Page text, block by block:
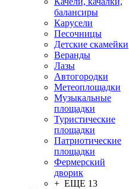
балансиры
Карусели
Песочницы
Детские скамейки
Веранды
Лазы
Автогородки
Метеоплощадки
Музыкальные
площадки
Туристические
площадки
Патриотические
площадки
Фермерский
дворик
+ ЕЩЕ 13